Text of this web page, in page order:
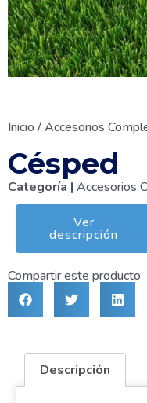
Inicio /Accesorios
Césped
Categoría | Accesorios
Ver
descripción
Compartir este producto
Descripción